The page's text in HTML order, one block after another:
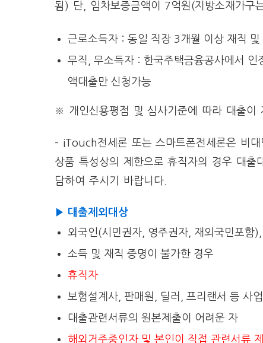
됨) 단, 임차보증금액이 7억원(지방소재가구
근로소득자 : 동일 직장 3개월 이상 재직
무직, 무소득자 : 한국주택금융공사에서
액대출만 신청가능
※ 개인신용평점 및 심사기준에 따라 대출이
– iTouch전세론 또는 스마트폰전세론은 비
상품 특성상의 제한으로 휴직자의 경우 대출
담하여 주시기 바랍니다.
▶ 대출제외대상
외국인(시민권자, 영주권자, 재외국민포함
소득 및 재직 증명이 불가한 경우
휴직자
보험설계사, 판매원, 딜러, 프리랜서 등 사
대출관련서류의 원본제출이 어려운 자
해외거주중인자 및 본인이 직접 관련서류